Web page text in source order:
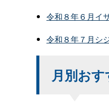
令和８年６月イ
令和８年７月シ
月別お